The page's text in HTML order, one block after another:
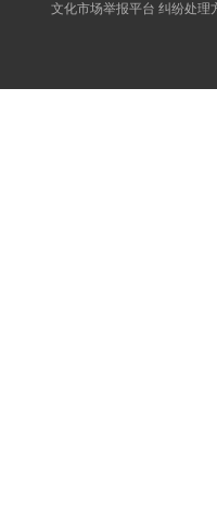
文化市场举报平台 纠纷处理